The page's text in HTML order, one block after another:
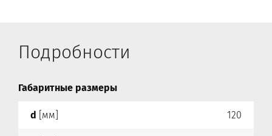
Подробности
Габаритные размеры
d [мм] 120